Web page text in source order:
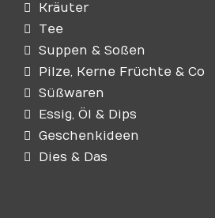
Kräuter
Tee
Suppen & Soßen
Pilze, Kerne Früchte & Co
Süßwaren
Essig, Öl & Dips
Geschenkideen
Dies & Das